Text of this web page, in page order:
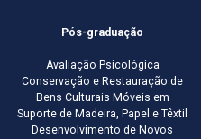
Pós-graduação
Avaliação Psicológica
Conservação e Restauração de
Bens Culturais Móveis em
Suporte de Madeira, Papel e Têxtil
Desenvolvimento de Novos